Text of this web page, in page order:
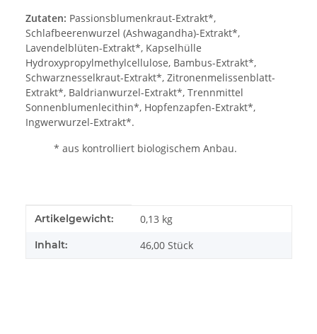
Zutaten: Passionsblumenkraut-Extrakt*,
Schlafbeerenwurzel (Ashwagandha)-Extrakt*,
Lavendelblüten-Extrakt*, Kapselhülle
Hydroxypropylmethylcellulose, Bambus-Extrakt*,
Schwarznesselkraut-Extrakt*, Zitronenmelissenblatt-
Extrakt*, Baldrianwurzel-Extrakt*, Trennmittel
Sonnenblumenlecithin*, Hopfenzapfen-Extrakt*,
Ingwerwurzel-Extrakt*.
* aus kontrolliert biologischem Anbau.
Produkteigenschaft
Wert
Artikelgewicht: 0,13 kg
Inhalt: 46,00 Stück